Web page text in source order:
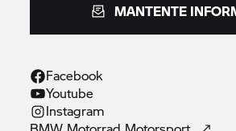
MANTENTE
Facebook
Youtube
Instagram